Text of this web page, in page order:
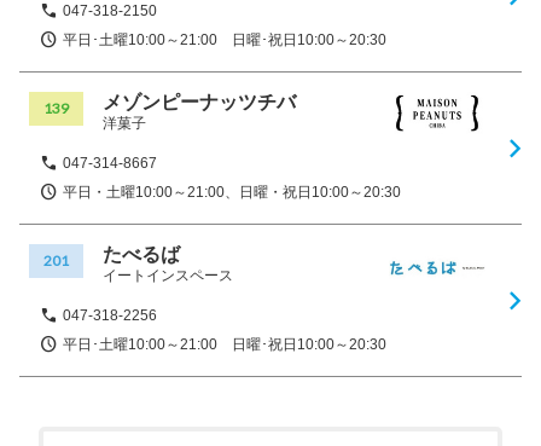
047-318-2150
平日･土曜10:00～21:00 日曜･祝日10:00～20:30
139 メゾンピーナッツチバ
洋菓子
047-314-8667
平日・土曜10:00～21:00、日曜・祝日10:00～20:30
201 たべるば
イートインスペース
047-318-2256
平日･土曜10:00～21:00 日曜･祝日10:00～20:30